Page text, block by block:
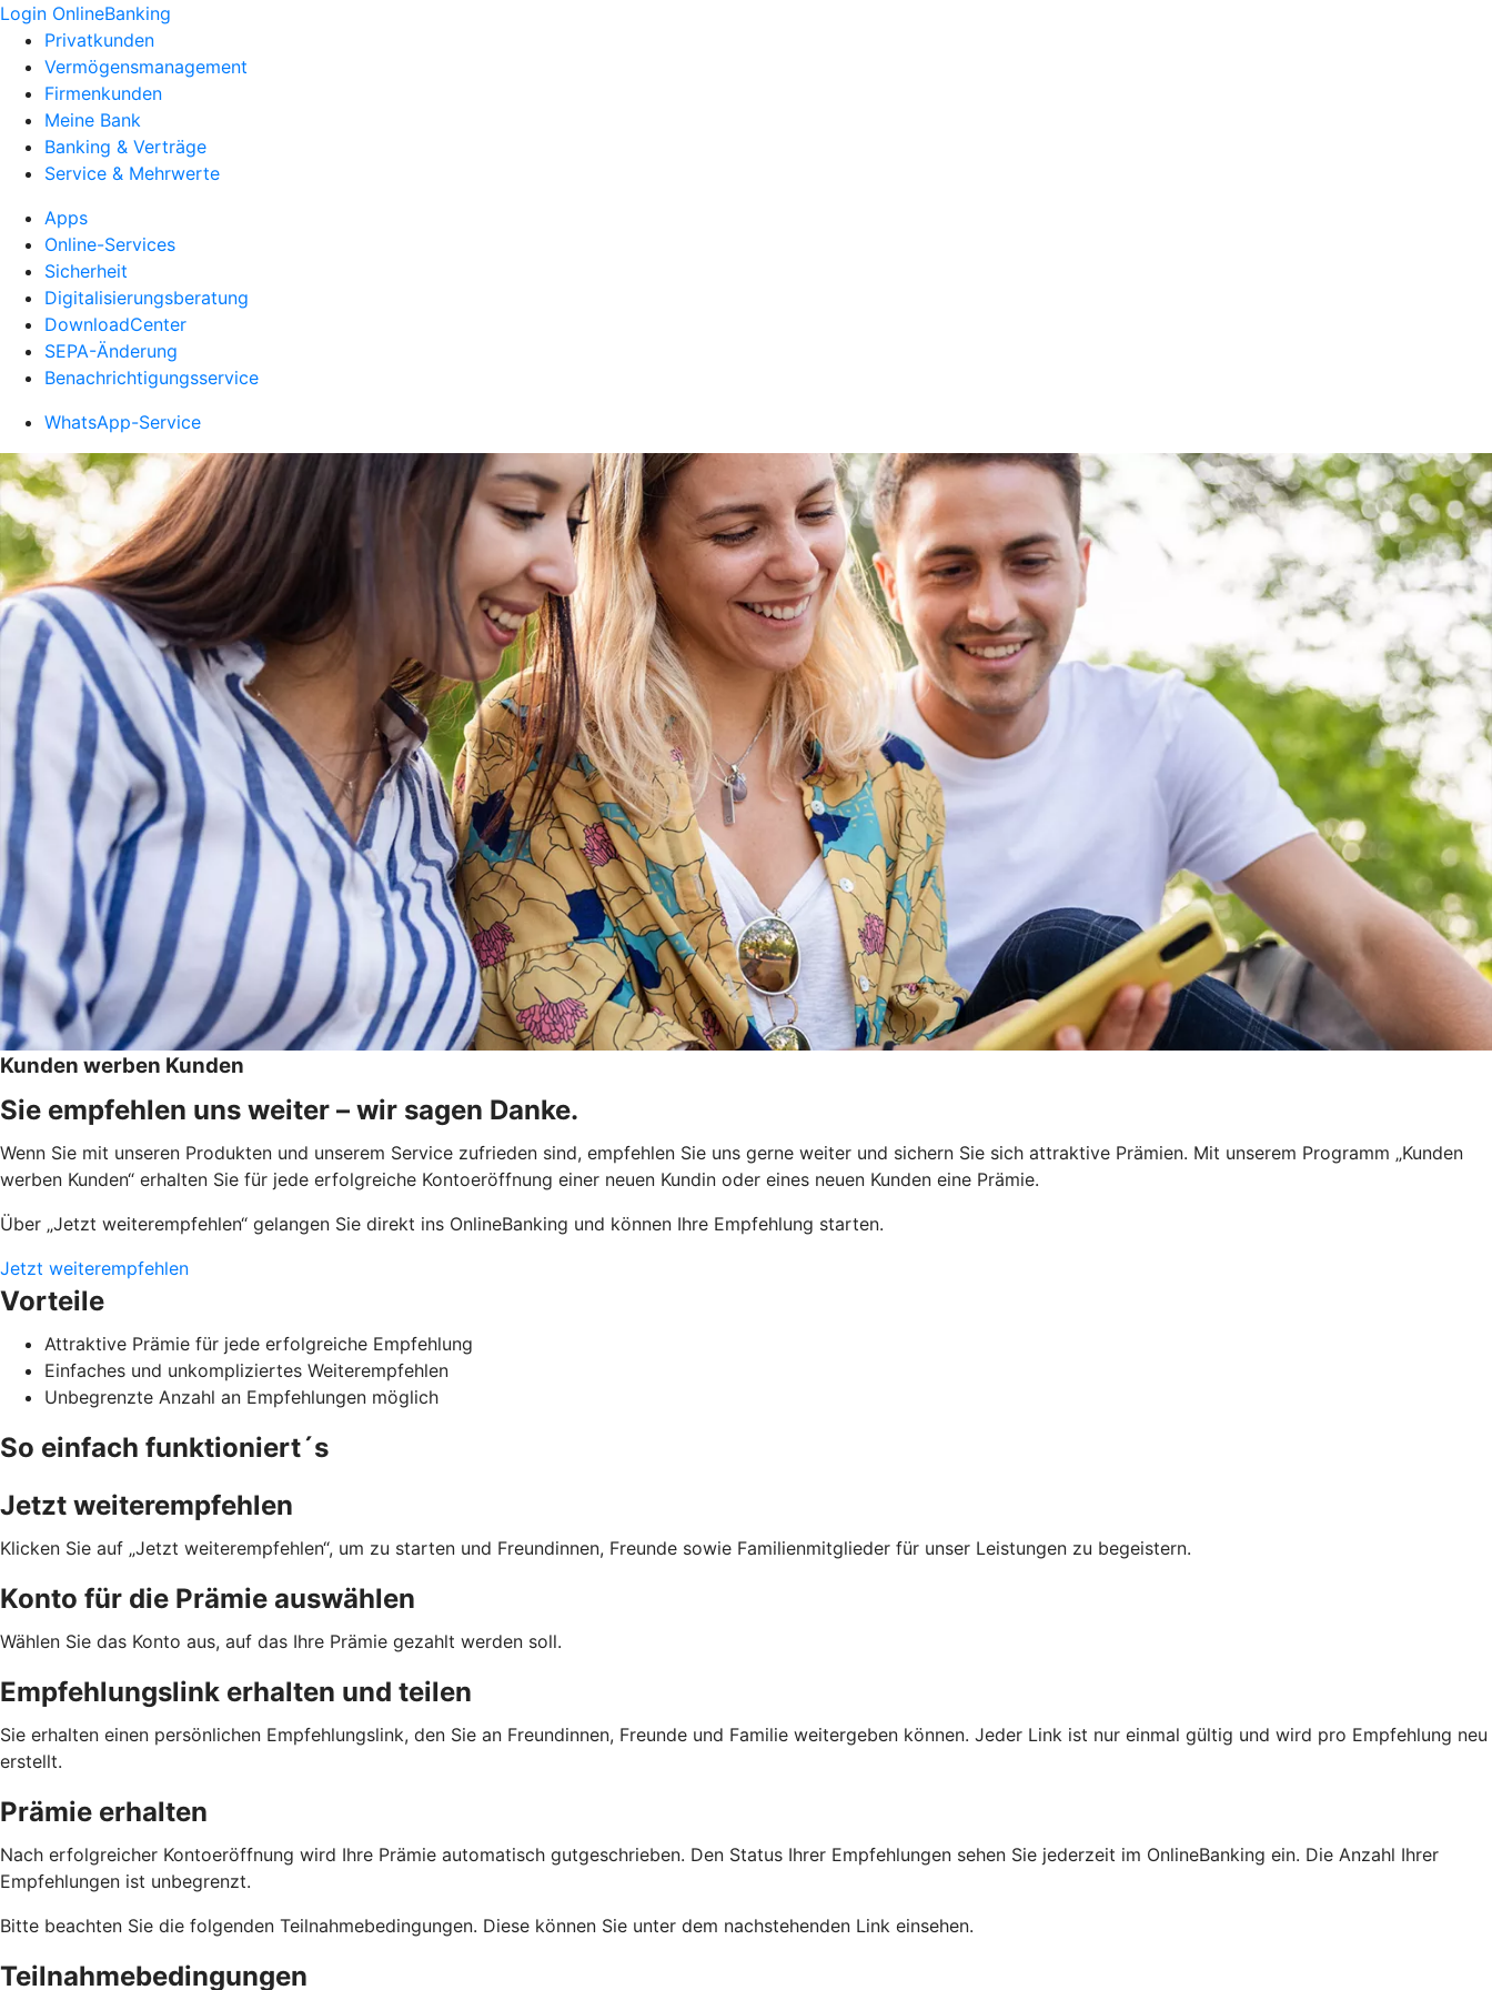
Login OnlineBanking
Privatkunden
Vermögensmanagement
Firmenkunden
Meine Bank
Banking & Verträge
Service & Mehrwerte
Apps
Online-Services
Sicherheit
Digitalisierungsberatung
DownloadCenter
SEPA-Änderung
Benachrichtigungsservice
WhatsApp-Service
Kunden werben Kunden
Sie empfehlen uns weiter – wir sagen Danke.
Wenn Sie mit unseren Produkten und unserem Service zufrieden sind, empfehlen Sie uns gerne weiter und sichern Sie sich attraktive Prämien. Mit unserem Programm „Kunden
werben Kunden“ erhalten Sie für jede erfolgreiche Kontoeröffnung einer neuen Kundin oder eines neuen Kunden eine Prämie.
Über „Jetzt weiterempfehlen“ gelangen Sie direkt ins OnlineBanking und können Ihre Empfehlung starten.
Jetzt weiterempfehlen
Vorteile
Attraktive Prämie für jede erfolgreiche Empfehlung
Einfaches und unkompliziertes Weiterempfehlen
Unbegrenzte Anzahl an Empfehlungen möglich
So einfach funktioniert´s
Jetzt weiterempfehlen
Klicken Sie auf „Jetzt weiterempfehlen“, um zu starten und Freundinnen, Freunde sowie Familienmitglieder für unser Leistungen zu begeistern.
Konto für die Prämie auswählen
Wählen Sie das Konto aus, auf das Ihre Prämie gezahlt werden soll.
Empfehlungslink erhalten und teilen
Sie erhalten einen persönlichen Empfehlungslink, den Sie an Freundinnen, Freunde und Familie weitergeben können. Jeder Link ist nur einmal gültig und wird pro Empfehlung neu
erstellt.
Prämie erhalten
Nach erfolgreicher Kontoeröffnung wird Ihre Prämie automatisch gutgeschrieben. Den Status Ihrer Empfehlungen sehen Sie jederzeit im OnlineBanking ein. Die Anzahl Ihrer
Empfehlungen ist unbegrenzt.
Bitte beachten Sie die folgenden Teilnahmebedingungen. Diese können Sie unter dem nachstehenden Link einsehen.
Teilnahmebedingungen